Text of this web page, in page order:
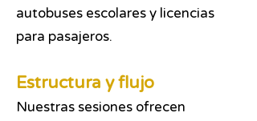
autobuses escolares y licencias
para pasajeros.
Estructura y flujo
Nuestras sesiones ofrecen